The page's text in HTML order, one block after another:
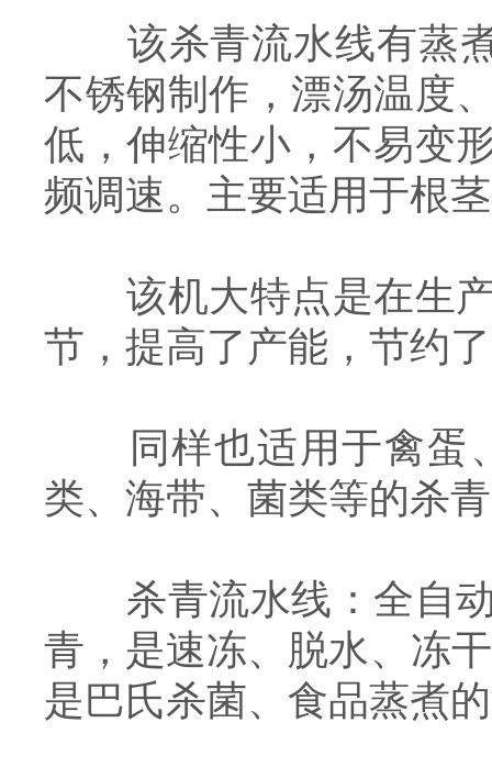
该杀青流水线有蒸煮
不锈钢制作，漂汤温度
低，伸缩性小，不易变
频调速。主要适用于根
该机大特点是在生产
节，提高了产能，节约
同样也适用于禽蛋、
类、海带、菌类等的杀
杀青流水线：全自动
青，是速冻、脱水、冻
是巴氏杀菌、食品蒸煮